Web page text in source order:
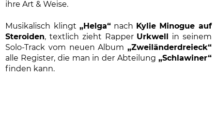
ihre Art & Weise.
Musikalisch klingt „Helga“nach
Kylie Minogue auf
Steroiden, textlich zieht Rapper Urkwell
in seinem
Solo-Track vom neuen Album „Zweiländerdreieck“
alle Register, die man in der Abteilung „Schlawiner“
finden kann.